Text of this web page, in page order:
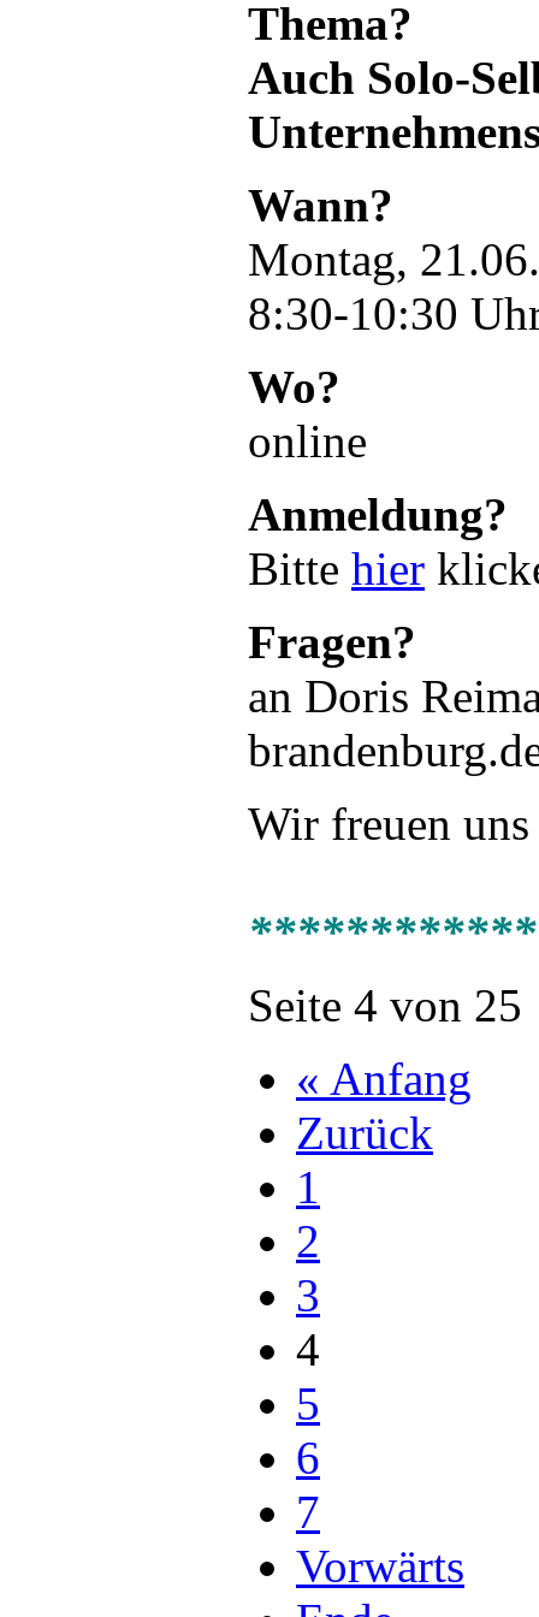
Thema?
Auch Solo-
Wann?
Montag,
8:30-10:30
Wo?
online
Anmeldung?
Bitte hier
Fragen?
an Doris
Wir freuen
Seite 4 von 25
« Anfang
Zurück
1
2
3
4
5
6
7
Vorwärts